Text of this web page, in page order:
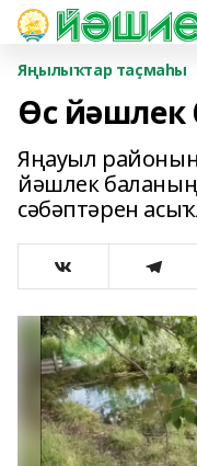
Яңылыҡтар таҫмаһы
Өс йәшлек
Яңауыл
йәшлек
сәбәптәрен